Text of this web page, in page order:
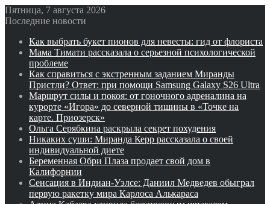
Пятница, 7 августа 2026
Последние новости
Как выбрать букет пионов для невесты: гид от флориста
Мама Тимати рассказала о серьезной психологической
проблеме
Как справиться с экстренным заданием Миранды
Пристли? Ответ: при помощи Samsung Galaxy S26 Ultra
Маршрут силы и покоя: от гоночного адреналина на
курорте «Игора» до северной тишины в «Точке на
карте. Приозерск»
Ольга Серябкина раскрыла секрет похудения
Никаких суши: Миранда Керр рассказала о своей
индивидуальной диете
Беременная Обри Плаза продает свой дом в
Калифорнии
Сенсация в Индиан‑Уэлсе: Даниил Медведев обыграл
первую ракетку мира Карлоса Алькараса